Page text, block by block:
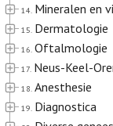
14. Mineralen en
15. Dermatologie
16. Oftalmologie
17. Neus-Keel-
18. Anesthesie
19. Diagnostica